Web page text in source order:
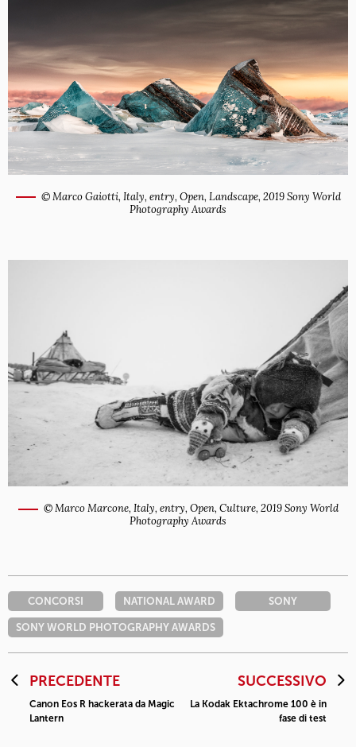
© Marco Gaiotti, Italy, entry, Open, Landscape, 2019 Sony World
Photography Awards
© Marco Marcone, Italy, entry, Open, Culture, 2019 Sony World
Photography Awards
CONCORSI NATIONAL AWARD SONY
SONY WORLD PHOTOGRAPHY AWARDS
PRECEDENTE
Canon Eos R hackerata da Magic
Lantern
SUCCESSIVO
La Kodak Ektachrome 100 è in
fase di test